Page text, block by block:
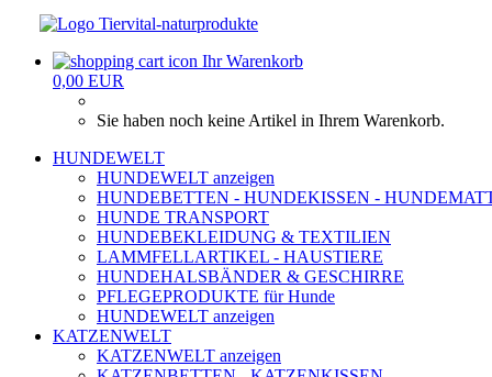
Ihr Warenkorb
0,00 EUR
Sie haben noch keine Artikel in Ihrem Warenkorb.
HUNDEWELT
HUNDEWELT anzeigen
HUNDEBETTEN - HUNDEKISSEN -
HUNDE TRANSPORT
HUNDEBEKLEIDUNG & TEXTILIEN
LAMMFELLARTIKEL - HAUSTIERE
HUNDEHALSBÄNDER & GESCHIRRE
PFLEGEPRODUKTE für Hunde
HUNDEWELT anzeigen
KATZENWELT
KATZENWELT anzeigen